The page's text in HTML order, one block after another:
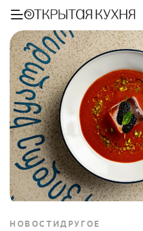
НОВОСТИДРУГОЕ